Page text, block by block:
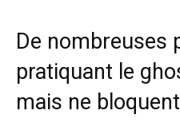
De nombreuses
pratiquant le
mais ne